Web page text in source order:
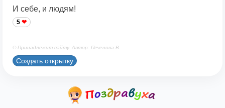
И себе, и людям!
5
© Принадлежит сайту. Автор: Печенова В.
Создать открытку